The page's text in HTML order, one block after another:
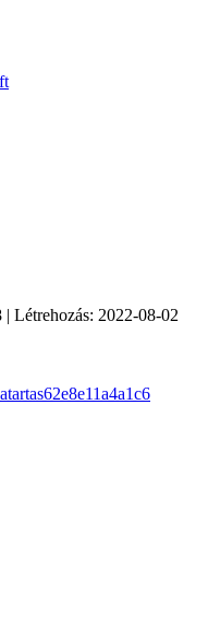
Létrehozás: 2022-08-02